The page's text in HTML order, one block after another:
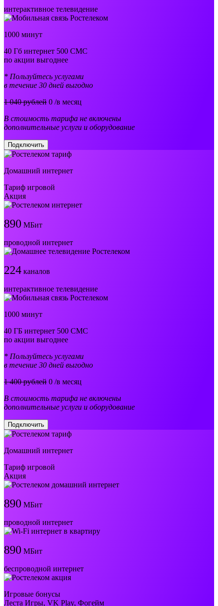
интерактивное телевидение
1000 минут
40 Гб интернет 500 СМС
по акции выгоднее
* Пользуйтесь услугами
в течение 30 дней выгодно
1 040 рублей 0 /в месяц
В стоимость тарифа не включены
дополнительные услуги и оборудование
Подключить
Домашний интернет
Тариф игровой
Акция
890 МБит
проводной интернет
224 каналов
интерактивное телевидение
1000 минут
40 ГБ интернет 500 СМС
по акции выгоднее
* Пользуйтесь услугами
в течение 30 дней выгодно
1 400 рублей 0 /в месяц
В стоимость тарифа не включены
дополнительные услуги и оборудование
Подключить
Домашний интернет
Тариф игровой
Акция
890 МБит
проводной интернет
890 МБит
беспроводной интернет
Игровые бонусы
Леста Игры, VK Play, Фогейм